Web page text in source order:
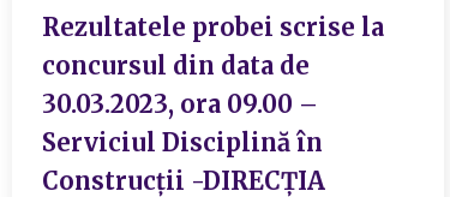
Rezultatele probei scrise la
concursul din data de
30.03.2023, ora 09.00 –
Serviciul Disciplină în
Construcții -DIRECȚIA